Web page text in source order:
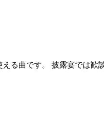
える曲です。 披露宴では歓